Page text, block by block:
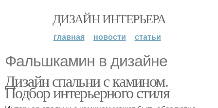
ДИЗАЙН ИНТЕРЬЕРА
главная новости статьи
Фальшкамин в дизайне
Дизайн спальни с камином.
Подбор интерьерного стиля